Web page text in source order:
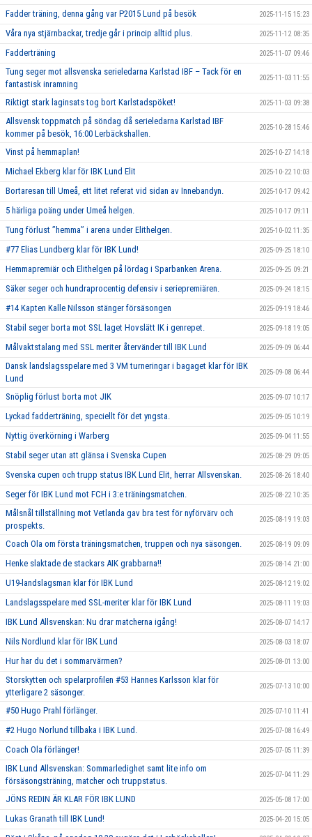
Fadder träning, denna gång var P2015 Lund på besök 2025-11-15 15:23
Våra nya stjärnbackar, tredje går i princip alltid plus. 2025-11-12 08:35
Fadderträning 2025-11-07 09:46
Tung seger mot allsvenska serieledarna Karlstad IBF – Tack för en
fantastisk inramning
2025-11-03 11:55
Riktigt stark laginsats tog bort Karlstadspöket! 2025-11-03 09:38
Allsvensk toppmatch på söndag då serieledarna Karlstad IBF
kommer på besök, 16:00 Lerbäckshallen.
2025-10-28 15:46
Vinst på hemmaplan! 2025-10-27 14:18
Michael Ekberg klar för IBK Lund Elit 2025-10-22 10:03
Bortaresan till Umeå, ett litet referat vid sidan av Innebandyn. 2025-10-17 09:42
5 härliga poäng under Umeå helgen. 2025-10-17 09:11
Tung förlust ’’hemma’’ i arena under Elithelgen. 2025-10-02 11:35
#77 Elias Lundberg klar för IBK Lund! 2025-09-25 18:10
Hemmapremiär och Elithelgen på lördag i Sparbanken Arena. 2025-09-25 09:21
Säker seger och hundraprocentig defensiv i seriepremiären. 2025-09-24 18:15
#14 Kapten Kalle Nilsson stänger försäsongen 2025-09-19 18:46
Stabil seger borta mot SSL laget Hovslätt IK i genrepet. 2025-09-18 19:05
Målvaktstalang med SSL meriter återvänder till IBK Lund 2025-09-09 06:44
Dansk landslagsspelare med 3 VM turneringar i bagaget klar för IBK
Lund
2025-09-08 06:44
Snöplig förlust borta mot JIK 2025-09-07 10:17
Lyckad fadderträning, speciellt för det yngsta. 2025-09-05 10:19
Nyttig överkörning i Warberg 2025-09-04 11:55
Stabil seger utan att glänsa i Svenska Cupen 2025-08-29 09:05
Svenska cupen och trupp status IBK Lund Elit, herrar Allsvenskan. 2025-08-26 18:40
Seger för IBK Lund mot FCH i 3:e träningsmatchen. 2025-08-22 10:35
Målsnål tillställning mot Vetlanda gav bra test för nyförvärv och
prospekts.
2025-08-19 19:03
Coach Ola om första träningsmatchen, truppen och nya säsongen. 2025-08-19 09:09
Henke slaktade de stackars AIK grabbarna!! 2025-08-14 21:00
U19-landslagsman klar för IBK Lund 2025-08-12 19:02
Landslagsspelare med SSL-meriter klar för IBK Lund 2025-08-11 19:03
IBK Lund Allsvenskan: Nu drar matcherna igång! 2025-08-07 14:17
Nils Nordlund klar för IBK Lund 2025-08-03 18:07
Hur har du det i sommarvärmen? 2025-08-01 13:00
Storskytten och spelarprofilen #53 Hannes Karlsson klar för
ytterligare 2 säsonger.
2025-07-13 10:00
#50 Hugo Prahl förlänger. 2025-07-10 11:41
#2 Hugo Norlund tillbaka i IBK Lund. 2025-07-08 16:49
Coach Ola förlänger! 2025-07-05 11:39
IBK Lund Allsvenskan: Sommarledighet samt lite info om
försäsongsträning, matcher och truppstatus.
2025-07-04 11:29
JÖNS REDIN ÄR KLAR FÖR IBK LUND 2025-05-08 17:00
Lukas Granath till IBK Lund! 2025-04-20 15:05